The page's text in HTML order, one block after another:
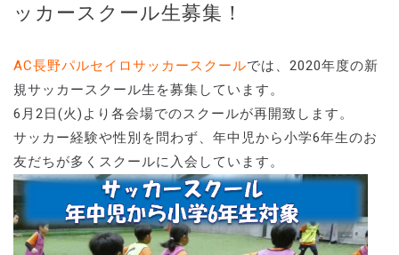
ッカースクール生募集！
AC長野パルセイロサッカースクールでは、2020年度の新
規サッカースクール生を募集しています。
6月2日(火)より各会場でのスクールが再開致します。
サッカー経験や性別を問わず、年中児から小学6年生のお
友だちが多くスクールに入会しています。